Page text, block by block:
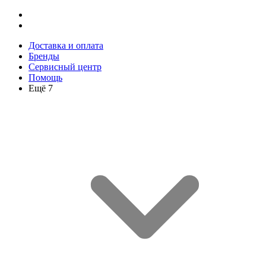
Доставка и оплата
Бренды
Сервисный центр
Помощь
Ещё 7